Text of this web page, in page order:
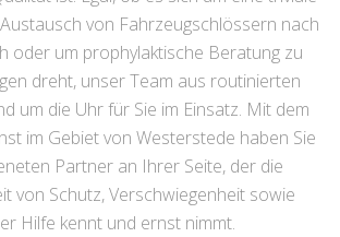
von Fahrzeugschlössern nach
oder um prophylaktische Beratung zu
dreht, unser Team aus routinierten
um die Uhr für Sie im Einsatz. Mit dem
im Gebiet von Westerstede haben Sie
Partner an Ihrer Seite, der die
von Schutz, Verschwiegenheit sowie
Hilfe kennt und ernst nimmt.